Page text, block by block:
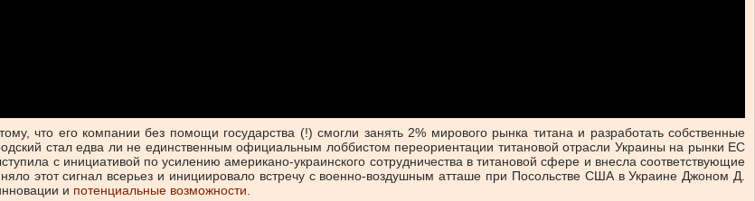
что его компании без помощи государства (!) смогли занять 2% мирового рынка титана и разработать собственные
стал едва ли не единственным официальным лоббистом переориентации титановой отрасли Украины на рынки ЕС
с инициативой по усилению американо-украинского сотрудничества в титановой сфере и внесла соответствующие
этот сигнал всерьез и инициировало встречу с военно-воздушным атташе при Посольстве США в Украине Джоном Д.
и потенциальные возможности